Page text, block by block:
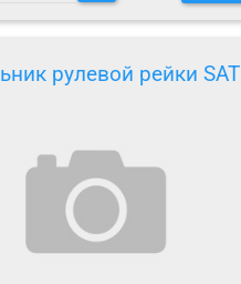
рулевой рейки SAT